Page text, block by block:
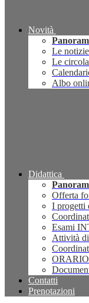
Novità
Le notizie
Le
Albo
Didattica
Offerta
I progetti
Esami
Attività
Contatti
Prenotazioni